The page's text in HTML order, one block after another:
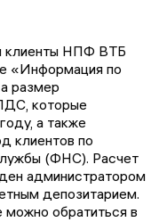
клиенты НПФ ВТБ
«Информация по
размер
которые
а также
клиентов по
(ФНС). Расчет
администратором
депозитарием.
обратиться в